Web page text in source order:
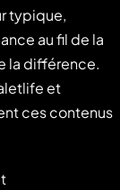
typique,
au fil de la
la différence.
et
ces contenus